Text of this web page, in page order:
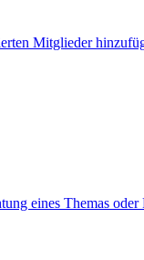
Mitglieder
eines Themas oder